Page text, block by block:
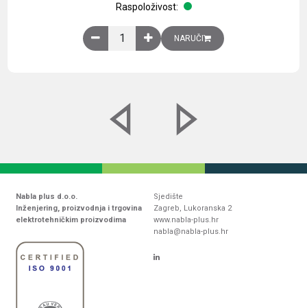
Raspoloživost:
Obična montažna ploča V1000xŠ800mm,
NARUČI
Nabla plus d.o.o.
Inženjering, proizvodnja i trgovina
elektrotehničkim proizvodima
Sjedište
Zagreb, Lukoranska 2
www.nabla-plus.hr
nabla@nabla-plus.hr